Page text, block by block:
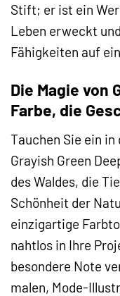
Stift; er ist ein
Leben erweckt
Fähigkeiten auf
Die Magie von
Farbe, die
Tauchen Sie ein
Grayish Green
des Waldes, die
Schönheit der
einzigartige
nahtlos in Ihre
besondere Note
malen, Mode-